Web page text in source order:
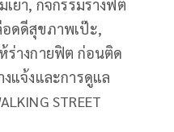
ยา, กิจกรรมร่างฟิต
อดดีสุขภาพเป๊ะ,
ร่างกายฟิต ก่อนติด
งแจ้งและการดูแล
STREET